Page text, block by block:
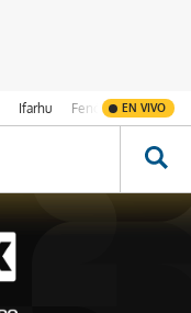
Ifarhu Fenómeno de El
EN VIVO